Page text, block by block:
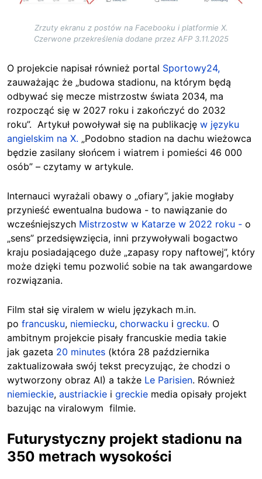
Zrzuty ekranu z postów na Facebooku i platformie X.
Czerwone przekreślenia dodane przez AFP 3.11.2025
O projekcie napisał również portal Sportowy24,
zauważając że „budowa stadionu, na którym będą
odbywać się mecze mistrzostw świata 2034, ma
rozpocząć się w 2027 roku i zakończyć do 2032
roku”. Artykuł powoływał się na publikację w języku
angielskim na X. „Podobno stadion na dachu wieżowca
będzie zasilany słońcem i wiatrem i pomieści 46 000
osób” – czytamy w artykule.
Internauci wyrażali obawy o „ofiary”, jakie mogłaby
przynieść ewentualna budowa - to nawiązanie do
wcześniejszych Mistrzostw w Katarze w 2022 roku - o
„sens” przedsięwzięcia, inni przywoływali bogactwo
kraju posiadającego duże „zapasy ropy naftowej”, który
może dzięki temu pozwolić sobie na tak awangardowe
rozwiązania.
Film stał się viralem w wielu językach m.in.
po francusku, niemiecku, chorwacku i grecku. O
ambitnym projekcie pisały francuskie media takie
jak gazeta 20 minutes (która 28 października
zaktualizowała swój tekst precyzując, że chodzi o
wytworzony obraz AI) a także Le Parisien. Również
niemieckie, austriackie i greckie media opisały projekt
bazując na viralowym filmie.
Futurystyczny projekt stadionu na
350 metrach wysokości